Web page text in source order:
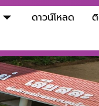
ดาวน์โหลด